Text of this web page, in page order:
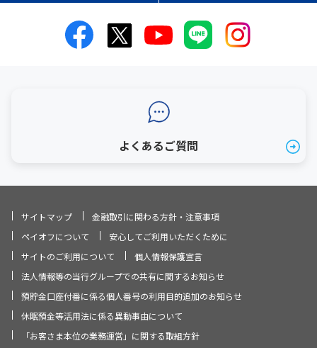
よくあるご質問
サイトマップ
金融取引に関わる方針・注意事項
ペイオフについて
安心してご利用いただくために
サイトのご利用について
個人情報保護宣言
法人情報等の当行グループでの共有に関するお知らせ
預貯金口座付番に係る個人番号の利用目的追加のお知らせ
休眠預金等活用法に係る異動事由について
「お客さま本位の業務運営」に関する取組方針